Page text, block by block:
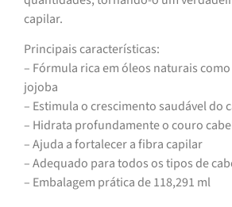
capilar.
Principais características:
– Fórmula rica em óleos naturais
jojoba
– Estimula o crescimento saudável do
– Hidrata profundamente o couro
– Ajuda a fortalecer a fibra capilar
– Adequado para todos os tipos de
– Embalagem prática de 118,291 ml